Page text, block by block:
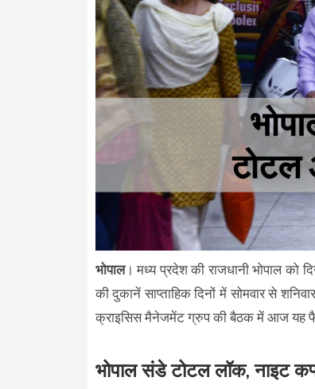
भोपाल। मध्य प्रदेश की राजधानी भोपाल
की दुकानें साप्ताहिक दिनों में सोमवार से
क्राइसिस मैनेजमेंट ग्रुप की बैठक में आज यह
भोपाल संडे टोटल लॉक, नाइट